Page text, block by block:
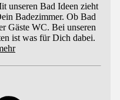
unseren Bad Ideen zieht
Badezimmer. Ob Bad
Gäste WC. Bei unseren
ist was für Dich dabei.